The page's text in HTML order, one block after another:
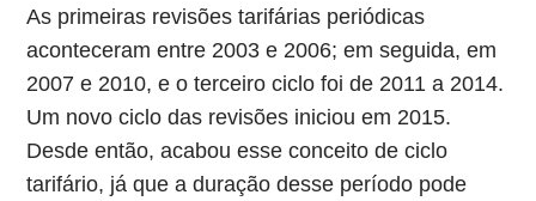
As primeiras revisões tarifárias periódicas
aconteceram entre 2003 e 2006; em seguida, em
2007 e 2010, e o terceiro ciclo foi de 2011 a 2014.
Um novo ciclo das revisões iniciou em 2015.
Desde então, acabou esse conceito de ciclo
tarifário, já que a duração desse período pode